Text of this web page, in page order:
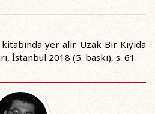
yer alır. Uzak Bir Kıyıda
İstanbul 2018 (5. baskı), s. 61.